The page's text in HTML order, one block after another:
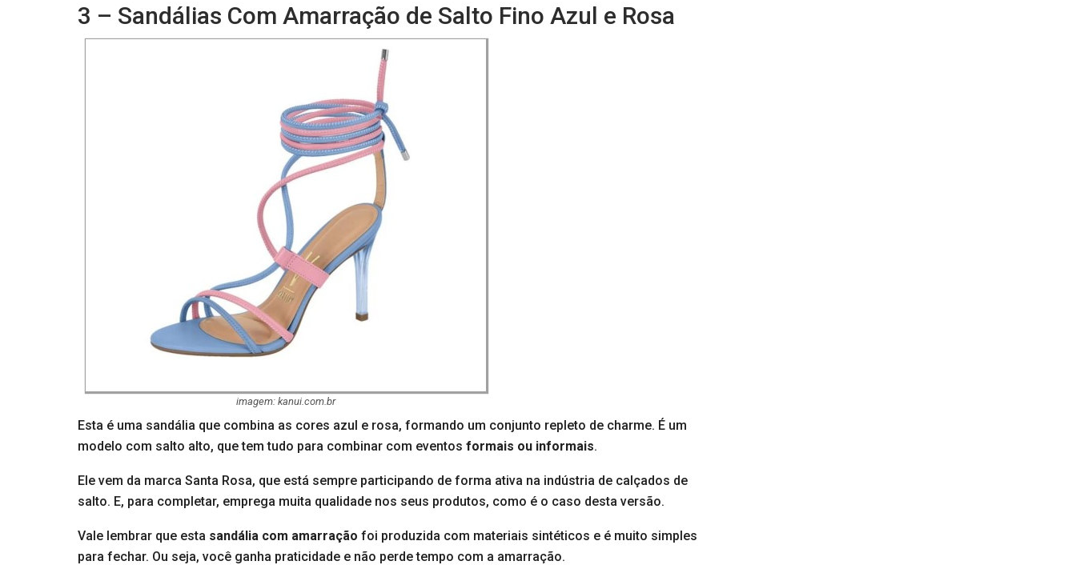
3 – Sandálias Com Amarração de Salto Fino Azul e Rosa
imagem: kanui.com.br
Esta é uma sandália que combina as cores azul e rosa, formando um conjunto repleto de charme. É um
modelo com salto alto, que tem tudo para combinar com eventos formais ou informais.
Ele vem da marca Santa Rosa, que está sempre participando de forma ativa na indústria de calçados de
salto. E, para completar, emprega muita qualidade nos seus produtos, como é o caso desta versão.
Vale lembrar que esta sandália com amarração foi produzida com materiais sintéticos e é muito simples
para fechar. Ou seja, você ganha praticidade e não perde tempo com a amarração.